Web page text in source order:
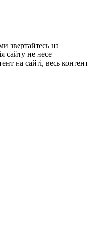
звертайтесь на
сайту не несе
на сайті, весь контент